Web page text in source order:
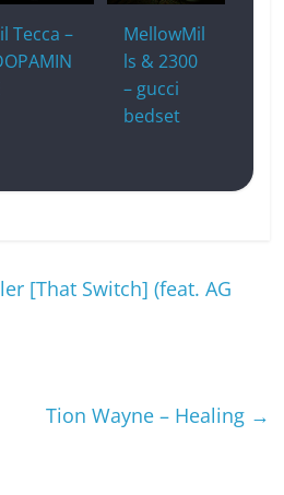
Tecca –
MellowMil
ls & 2300
– gucci
bedset
[That Switch] (feat. AG
Tion Wayne – Healing →